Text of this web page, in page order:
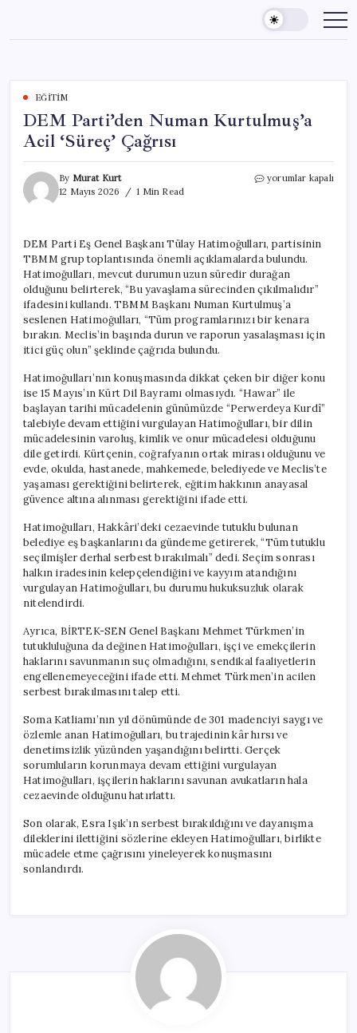
content
EĞITIM
DEM Parti’den Numan Kurtulmuş’a
Acil ‘Süreç’ Çağrısı
By Murat Kurt
12 Mayıs 2026
1 Min Read
DEM
‘Süreç’
Çağrısı
için
yorumlar kapalı
DEM Parti Eş Genel Başkanı Tülay Hatimoğulları, partisinin
TBMM grup toplantısında önemli açıklamalarda bulundu.
Hatimoğulları, mevcut durumun uzun süredir durağan
olduğunu belirterek, “Bu yavaşlama sürecinden çıkılmalıdır”
ifadesini kullandı. TBMM Başkanı Numan Kurtulmuş’a
seslenen Hatimoğulları, “Tüm programlarınızı bir kenara
bırakın. Meclis’in başında durun ve raporun yasalaşması için
itici güç olun” şeklinde çağrıda bulundu.
Hatimoğulları’nın konuşmasında dikkat çeken bir diğer konu
ise 15 Mayıs’ın Kürt Dil Bayramı olmasıydı. “Hawar” ile
başlayan tarihi mücadelenin günümüzde “Perwerdeya Kurdî”
talebiyle devam ettiğini vurgulayan Hatimoğulları, bir dilin
mücadelesinin varoluş, kimlik ve onur mücadelesi olduğunu
dile getirdi. Kürtçenin, coğrafyanın ortak mirası olduğunu ve
evde, okulda, hastanede, mahkemede, belediyede ve Meclis’te
yaşaması gerektiğini belirterek, eğitim hakkının anayasal
güvence altına alınması gerektiğini ifade etti.
Hatimoğulları, Hakkâri’deki cezaevinde tutuklu bulunan
belediye eş başkanlarını da gündeme getirerek, “Tüm tutuklu
seçilmişler derhal serbest bırakılmalı” dedi. Seçim sonrası
halkın iradesinin kelepçelendiğini ve kayyım atandığını
vurgulayan Hatimoğulları, bu durumu hukuksuzluk olarak
nitelendirdi.
Ayrıca, BİRTEK-SEN Genel Başkanı Mehmet Türkmen’in
tutukluluğuna da değinen Hatimoğulları, işçi ve emekçilerin
haklarını savunmanın suç olmadığını, sendikal faaliyetlerin
engellenemeyeceğini ifade etti. Mehmet Türkmen’in acilen
serbest bırakılmasını talep etti.
Soma Katliamı’nın yıl dönümünde de 301 madenciyi saygı ve
özlemle anan Hatimoğulları, bu trajedinin kâr hırsı ve
denetimsizlik yüzünden yaşandığını belirtti. Gerçek
sorumluların korunmaya devam ettiğini vurgulayan
Hatimoğulları, işçilerin haklarını savunan avukatların hala
cezaevinde olduğunu hatırlattı.
Son olarak, Esra Işık’ın serbest bırakıldığını ve dayanışma
dileklerini ilettiğini sözlerine ekleyen Hatimoğulları, birlikte
mücadele etme çağrısını yineleyerek konuşmasını
sonlandırdı.